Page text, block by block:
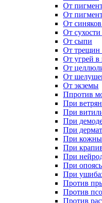
От
От
От
От
От сыпи
От трещин
От угрей
От
От
От экземы
Ппротив
При
При
При
При
При
При
При
При
При
Против
Против
Против